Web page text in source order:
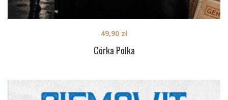
Córka Polka
49,90 zł